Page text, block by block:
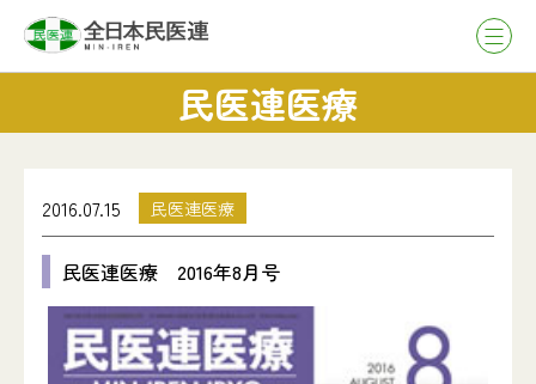
民医連医療
2016.07.15 民医連医療
民医連医療 2016年8月号